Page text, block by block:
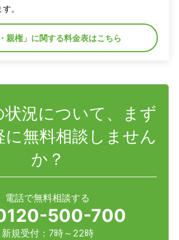
。
・親権」に関する料金表はこちら
状況について、まず
に無料相談しません
か？
電話で無料相談する
500-700
新規受付：7時～22時